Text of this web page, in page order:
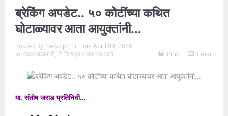
ब्रेकिंग अपडेट.. ५० कोटींच्या कथित
घोटाळ्यावर आता आयुक्तांनी…
Posted By: news pcmc on: April 09, 2026
In: ठळक घडामोडी, पिं चिं शहर व उपनगर वार्ता Print Email
मा. संतोष जराड प्रतिनिधी…